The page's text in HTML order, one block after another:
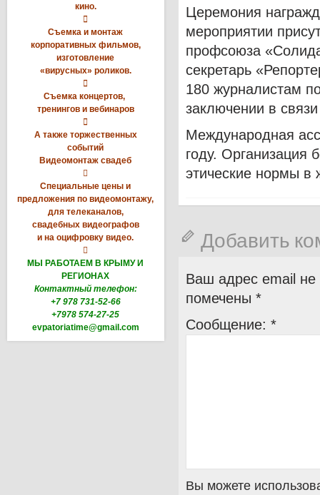
кино.

Съемка и монтаж
корпоративных фильмов,
изготовление
«вирусных» роликов.

Съемка концертов,
тренингов и вебинаров

А также торжественных
событий
Видеомонтаж свадеб

Специальные цены и
предложения по видеомонтажу,
для телеканалов,
свадебных видеографов
и на оцифровку видео.

МЫ РАБОТАЕМ В КРЫМУ И
РЕГИОНАХ
Контактный телефон:
+7 978 731-52-66
+7978 574-27-25
evpatoriatime@gmail.com
Церемония
мероприятии
профсоюза
секретарь
180 журналистам
заключении в
Международная
году. Организация
этические нормы в
Добавить
Ваш адрес email не
помечены *
Сообщение: *
Вы можете